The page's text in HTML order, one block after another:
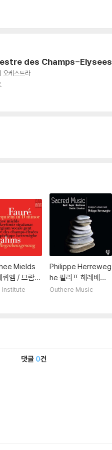
des Champs-Elysees
오케스트라
Mields
퀴엠 / 브람
노래 (Fau
Institute
Philippe Herreweg
he 필리프 헤레베헤
종교 음악 모음집 (Sa
Outhere Music
댓글 0건